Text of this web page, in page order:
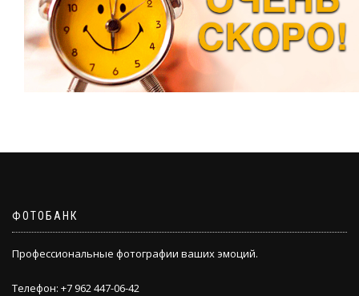
ФОТОБАНК
Профессиональные фотографии ваших эмоций.
Телефон: +7 962 447-06-42